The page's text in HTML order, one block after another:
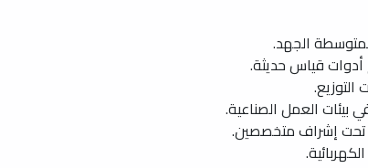
الجهد.
أدوات قياس حديثة.
بيئات العمل الصناعية.
تحت إشراف متخصصين.